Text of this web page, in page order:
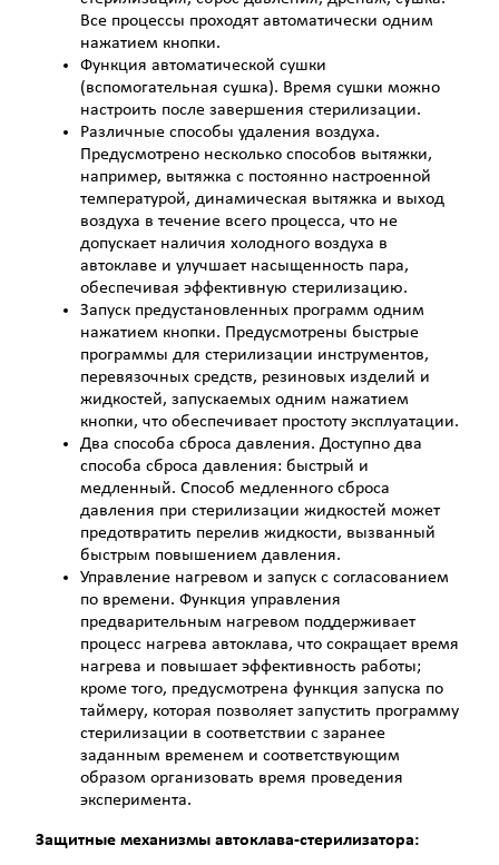
Все процессы проходят автоматически одним
нажатием кнопки.
Функция автоматической сушки
(вспомогательная сушка). Время сушки можно
настроить после завершения стерилизации.
Различные способы удаления воздуха.
Предусмотрено несколько способов вытяжки,
например, вытяжка с постоянно настроенной
температурой, динамическая вытяжка и выход
воздуха в течение всего процесса, что не
допускает наличия холодного воздуха в
автоклаве и улучшает насыщенность пара,
обеспечивая эффективную стерилизацию.
Запуск предустановленных программ одним
нажатием кнопки. Предусмотрены быстрые
программы для стерилизации инструментов,
перевязочных средств, резиновых изделий и
жидкостей, запускаемых одним нажатием
кнопки, что обеспечивает простоту эксплуатации.
Два способа сброса давления. Доступно два
способа сброса давления: быстрый и
медленный. Способ медленного сброса
давления при стерилизации жидкостей может
предотвратить перелив жидкости, вызванный
быстрым повышением давления.
Управление нагревом и запуск с согласованием
по времени. Функция управления
предварительным нагревом поддерживает
процесс нагрева автоклава, что сокращает время
нагрева и повышает эффективность работы;
кроме того, предусмотрена функция запуска по
таймеру, которая позволяет запустить программу
стерилизации в соответствии с заранее
заданным временем и соответствующим
образом организовать время проведения
эксперимента.
Защитные механизмы автоклава-стерилизатора: